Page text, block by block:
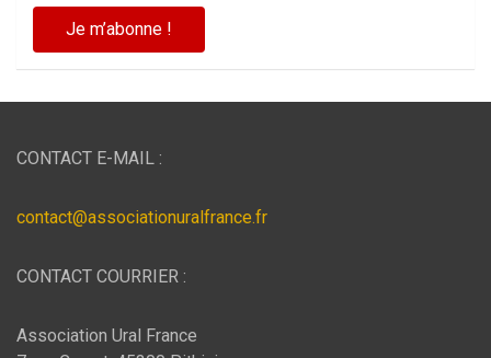
CONTACT E-MAIL :
contact@associationuralfrance.fr
CONTACT COURRIER :
Association Ural France